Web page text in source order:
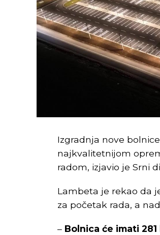
Izgradnja nove
najkvalitetnijom
radom, izjavio je Srni
Lambeta je rekao da
za početak rada, a
– Bolnica će imati